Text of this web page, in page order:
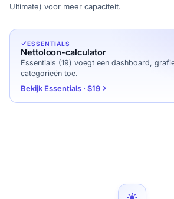
Ultimate) voor meer capaciteit.
ESSENTIALS
Nettoloon-calculator
Essentials (19) voegt een dashboard,
categorieën toe.
Bekijk Essentials · $19